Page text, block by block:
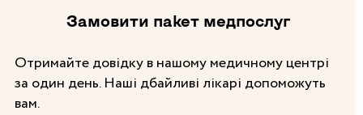
Замовити пакет медпослуг
Отримайте довідку в нашому медичному центрі
за один день. Наші дбайливі лікарі допоможуть
вам.